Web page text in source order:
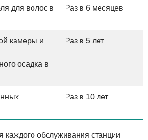
для волос в
Раз в 6 месяцев
камеры и
осадка в
Раз в 5 лет
Раз в 10 лет
каждого обслуживания станции